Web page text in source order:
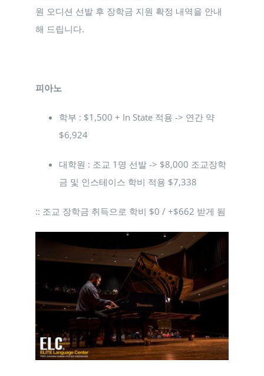
원 오디션 선발 후 장학금 지원 확정 내역을 안내
해 드립니다.
피아노
학부 : $1,500 + In State 적용 -> 연간 약
$6,924
대학원 : 조교 1명 선발 -> $8,000 조교장학
금 및 인스테이스 학비 적용 $7,338
:: 조교 장학금 취득으로 학비 $0 / +$662 받게 됨